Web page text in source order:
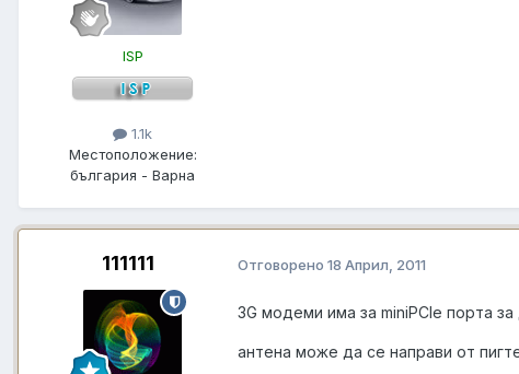
ISP
1.1k
Местоположение:
българия - Варна
111111 Отговорено 18 Април, 2011
3G модеми има за miniPCIe порта за
антена може да се направи от